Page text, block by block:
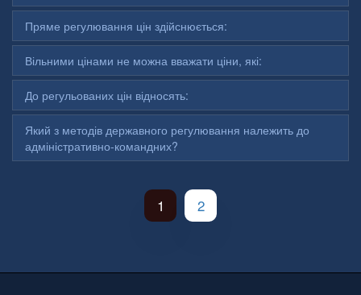
Пряме регулювання цін здійснюється:
Вільними цінами не можна вважати ціни, які:
До регульованих цін відносять:
Який з методів державного регулювання належить до
адміністративно-командних?
1 2